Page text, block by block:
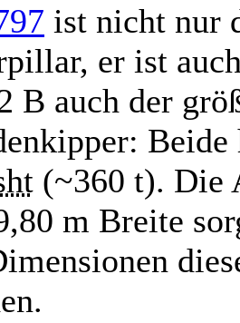
ist nicht nur
er ist
B auch der
Beide
(~360 t). Die
m Breite